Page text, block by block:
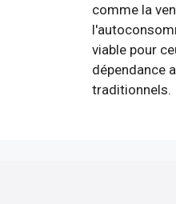
comme la
viable pour
dépendance
traditionnels.